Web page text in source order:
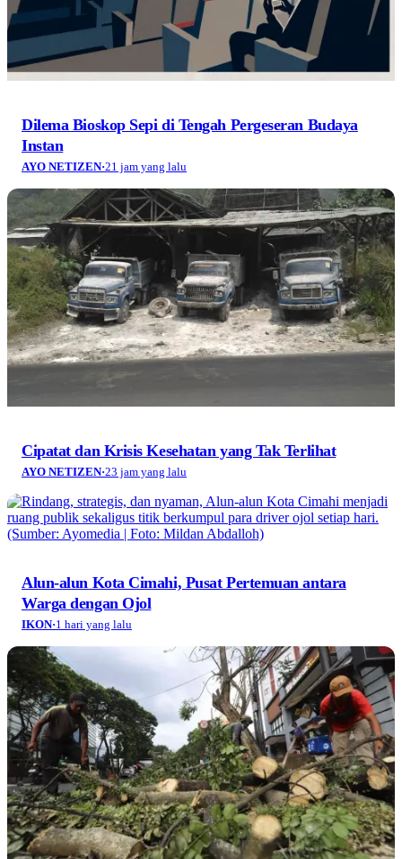
Dilema Bioskop Sepi di Tengah Pergeseran Budaya
Instan
AYO NETIZEN·21 jam yang lalu
Cipatat dan Krisis Kesehatan yang Tak Terlihat
AYO NETIZEN·23 jam yang lalu
Alun-alun Kota Cimahi, Pusat Pertemuan antara
Warga dengan Ojol
IKON·1 hari yang lalu